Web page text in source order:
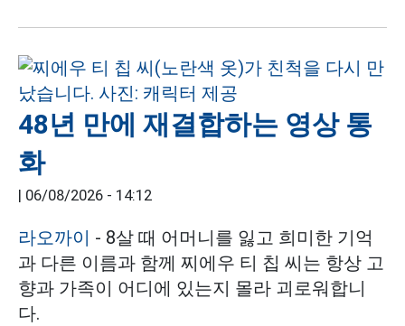
48년 만에 재결합하는 영상 통
화
06/08/2026 - 14:12
라오까이 - 8살 때 어머니를 잃고 희미한 기억
과 다른 이름과 함께 찌에우 티 칩 씨는 항상 고
향과 가족이 어디에 있는지 몰라 괴로워합니
다.